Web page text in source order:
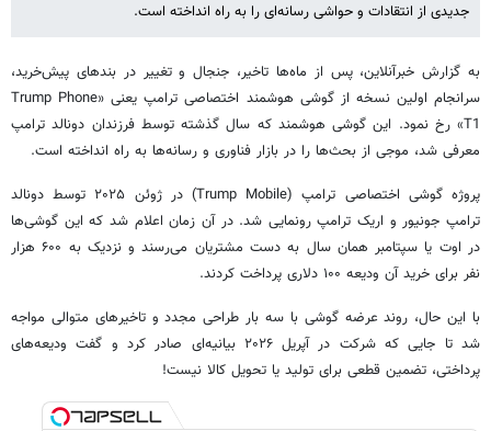
جدیدی از انتقادات و حواشی رسانه‌ای را به راه انداخته است.
به گزارش خبرآنلاین، پس از ماه‌ها تاخیر، جنجال و تغییر در بندهای پیش‌خرید،
سرانجام اولین نسخه از گوشی هوشمند اختصاصی ترامپ یعنی «Trump Phone
T1» رخ نمود. این گوشی هوشمند که سال گذشته توسط فرزندان دونالد ترامپ
معرفی شد، موجی از بحث‌ها را در بازار فناوری و رسانه‌ها به راه انداخته است.
پروژه گوشی اختصاصی ترامپ (Trump Mobile) در ژوئن ۲۰۲۵ توسط دونالد
ترامپ جونیور و اریک ترامپ رونمایی شد. در آن زمان اعلام شد که این گوشی‌ها
در اوت یا سپتامبر همان سال به دست مشتریان می‌رسند و نزدیک به ۶۰۰ هزار
نفر برای خرید آن ودیعه ۱۰۰ دلاری پرداخت کردند.
با این حال، روند عرضه گوشی با سه بار طراحی مجدد و تاخیرهای متوالی مواجه
شد تا جایی که شرکت در آپریل ۲۰۲۶ بیانیه‌ای صادر کرد و گفت ودیعه‌های
پرداختی، تضمین قطعی برای تولید یا تحویل کالا نیست!